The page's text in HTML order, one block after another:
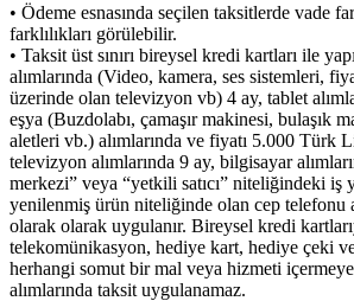
• Ödeme esnasında seçilen taksitlerde vade
farklılıkları görülebilir.
• Taksit üst sınırı bireysel kredi kartları ile
alımlarında (Video, kamera, ses sistemleri,
üzerinde olan televizyon vb) 4 ay, tablet
eşya (Buzdolabı, çamaşır makinesi, bulaşık
aletleri vb.) alımlarında ve fiyatı 5.000 Türk
televizyon alımlarında 9 ay, bilgisayar
merkezi” veya “yetkili satıcı” niteliğindeki iş
yenilenmiş ürün niteliğinde olan cep telefonu
olarak olarak uygulanır. Bireysel kredi
telekomünikasyon, hediye kart, hediye çeki
herhangi somut bir mal veya hizmeti
alımlarında taksit uygulanamaz.